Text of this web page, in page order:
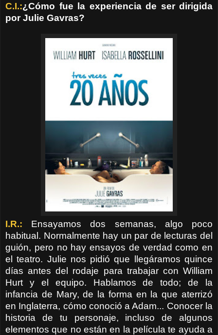
C.I.:¿Cómo fue la experiencia de ser dirigida
por Julie Gavras?
I.R.: Ensayamos dos semanas, algo poco
habitual. Normalmente hay un par de lecturas del
guión, pero no hay ensayos de verdad como en
el teatro. Julie nos pidió que llegáramos quince
días antes del rodaje para trabajar con William
Hurt y el equipo. Hablamos de todo; de la
infancia de Mary, de la forma en la que aterrizó
en Inglaterra, cómo conoció a Adam... Conocer la
historia de tu personaje, incluso de algunos
elementos que no están en la película te ayuda a